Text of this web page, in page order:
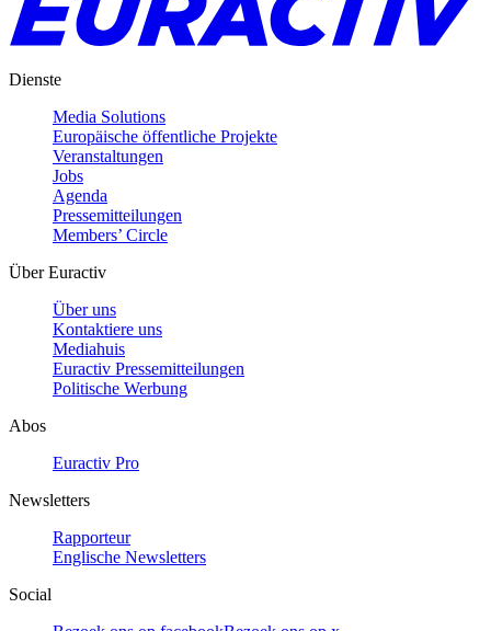
Dienste
Media Solutions
Europäische öffentliche Projekte
Veranstaltungen
Jobs
Agenda
Pressemitteilungen
Members’ Circle
Über Euractiv
Über uns
Kontaktiere uns
Mediahuis
Euractiv Pressemitteilungen
Politische Werbung
Abos
Euractiv Pro
Newsletters
Rapporteur
Englische Newsletters
Social